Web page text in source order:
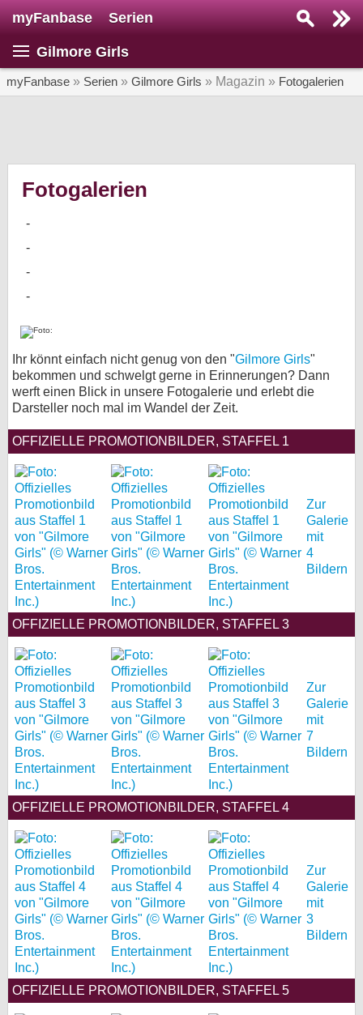
myFanbase Serien
Gilmore Girls
myFanbase » Serien » Gilmore Girls » Magazin » Fotogalerien
Fotogalerien
Ihr könnt einfach nicht genug von den "Gilmore Girls"
bekommen und schwelgt gerne in Erinnerungen? Dann
werft einen Blick in unsere Fotogalerie und erlebt die
Darsteller noch mal im Wandel der Zeit.
OFFIZIELLE PROMOTIONBILDER, STAFFEL 1
Zur
Galerie
mit
4
Bildern
OFFIZIELLE PROMOTIONBILDER, STAFFEL 3
Zur
Galerie
mit
7
Bildern
OFFIZIELLE PROMOTIONBILDER, STAFFEL 4
Zur
Galerie
mit
3
Bildern
OFFIZIELLE PROMOTIONBILDER, STAFFEL 5
SERIEN
bei X
Kontakt
Nutzungsbedingungen
Datenschutz
Cookie-Einstellungen
Impressum
Desktop-Ansicht
myFanbase